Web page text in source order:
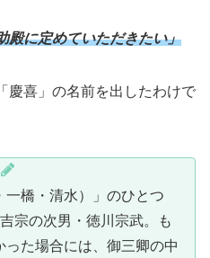
殿に定めていただきたい」
慶喜」の名前を出したわけで
一橋・清水）」のひとつ
宗の次男・徳川宗武。も
った場合には、御三卿の中